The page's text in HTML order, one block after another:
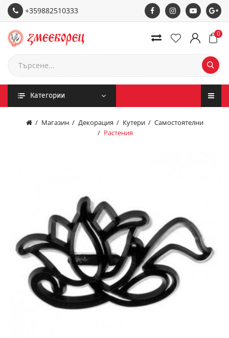
+359882510333
0
Категории
Магазин Декорация Кутери
Самостоятелни
Растения